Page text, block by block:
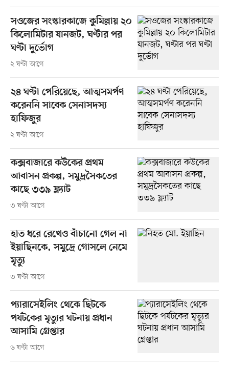
সওজের সংস্কারকাজে কুমিল্লায় ২০
কিলোমিটার যানজট, ঘণ্টার পর
ঘণ্টা দুর্ভোগ
২ ঘণ্টা আগে
২৪ ঘণ্টা পেরিয়েছে, আত্মসমর্পণ
করেননি সাবেক সেনাসদস্য
হাফিজুর
২ ঘণ্টা আগে
কক্সবাজারে কউকের প্রথম
আবাসন প্রকল্প, সমুদ্রসৈকতের
কাছে ৩৩৯ ফ্ল্যাট
৩ ঘণ্টা আগে
হাত ধরে রেখেও বাঁচানো গেল না
ইয়াছিনকে, সমুদ্রে গোসলে নেমে
মৃত্যু
৩ ঘণ্টা আগে
প্যারাসেইলিং থেকে ছিটকে
পর্যটকের মৃত্যুর ঘটনায় প্রধান
আসামি গ্রেপ্তার
৬ ঘণ্টা আগে